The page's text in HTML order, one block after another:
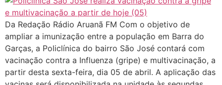
Da Redação Rádio Aruanã FM Com o objetivo de
ampliar a imunização entre a população em Barra do
Garças, a Policlínica do bairro São José contará com
vacinação contra a Influenza (gripe) e multivacinação, a
partir desta sexta-feira, dia 05 de abril. A aplicação das